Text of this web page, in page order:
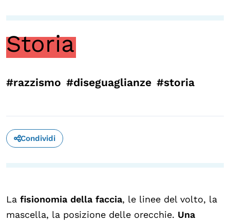
Calendario civile
Podcast
Attività per bambine e bambini
Classici del Pensiero Politico
Master e Executive Program
Storia
#razzismo #diseguaglianze #storia
Condividi
La fisionomia della faccia, le linee del volto, la
mascella, la posizione delle orecchie. Una